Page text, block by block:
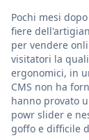
Pochi mesi
fiere
per vendere
visitatori la
ergonomici, in
CMS non ha
hanno provato
powr slider e
goffo e difficile